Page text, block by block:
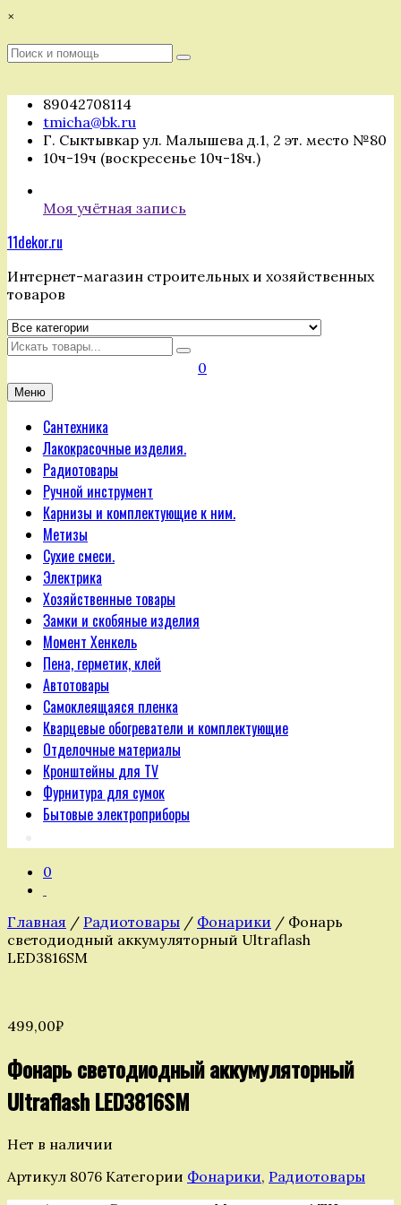
Перейти
содержимому
×
Поиск
Поиск
89042708114
tmicha@bk.ru
Г. Сыктывкар ул. Малышева д.1, 2 эт. место №80
10ч-19ч (воскресенье 10ч-18ч.)
Моя учётная запись
11dekor.ru
Интернет-магазин строительных и хозяйственных
товаров
Искать
0
Меню
Сантехника
Лакокрасочные изделия.
Радиотовары
Ручной инструмент
Карнизы и комплектующие к ним.
Метизы
Сухие смеси.
Электрика
Хозяйственные товары
Замки и скобяные изделия
Момент Хенкель
Пена, герметик, клей
Автотовары
Самоклеящаяся пленка
Кварцевые обогреватели и комплектующие
Отделочные материалы
Кронштейны для TV
Фурнитура для сумок
Бытовые электроприборы
0
Главная / Радиотовары / Фонарики / Фонарь
светодиодный аккумуляторный Ultraflash
LED3816SM
499,00₽
Фонарь светодиодный аккумуляторный
Ultraflash LED3816SM
Нет в наличии
Артикул 8076 Категории Фонарики, Радиотовары